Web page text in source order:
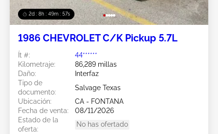
2d : 8h : 49m : 54s
1986 CHEVROLET C/K Pickup 5.7L
Ít #:
44******
Kilometraje:
86,289 millas
Daño:
Interfaz
Tipo de
documento:
Salvage Texas
Ubicación:
CA - FONTANA
Fecha de venta:
08/11/2026
Estado de la
oferta:
No has ofertado